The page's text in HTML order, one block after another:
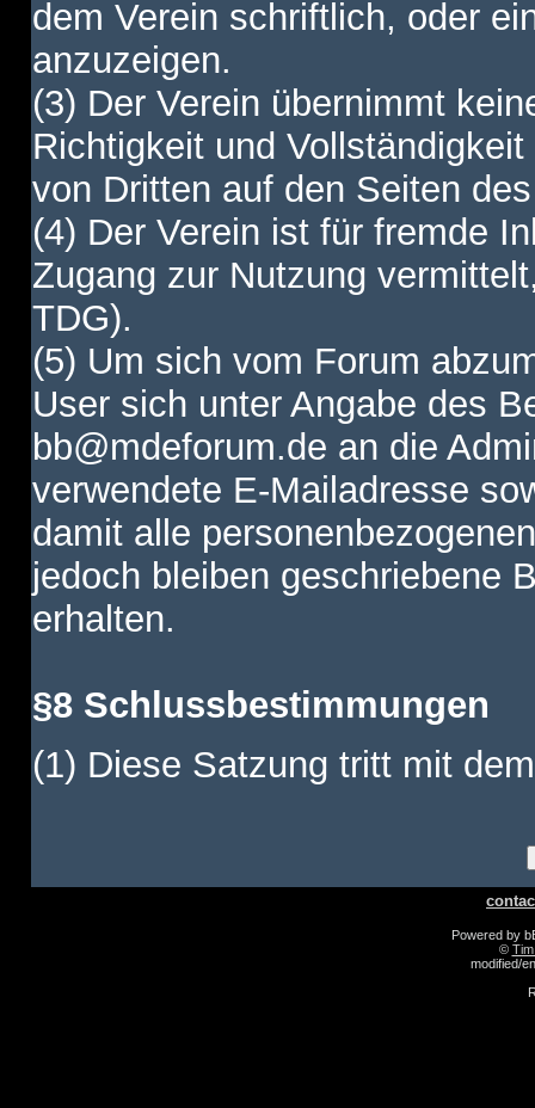
dem Verein schriftlich, oder
anzuzeigen.
(3) Der Verein übernimmt
Richtigkeit und
von Dritten auf den Seiten
(4) Der Verein ist für fremde
Zugang zur Nutzung
TDG).
(5) Um sich vom Forum
User sich unter Angabe des
bb@mdeforum.de an die
verwendete E-Mailadresse
damit alle
jedoch bleiben geschriebene
erhalten.
§8 Schlussbestimmungen
(1) Diese Satzung tritt mit
Powered by
©
modified/